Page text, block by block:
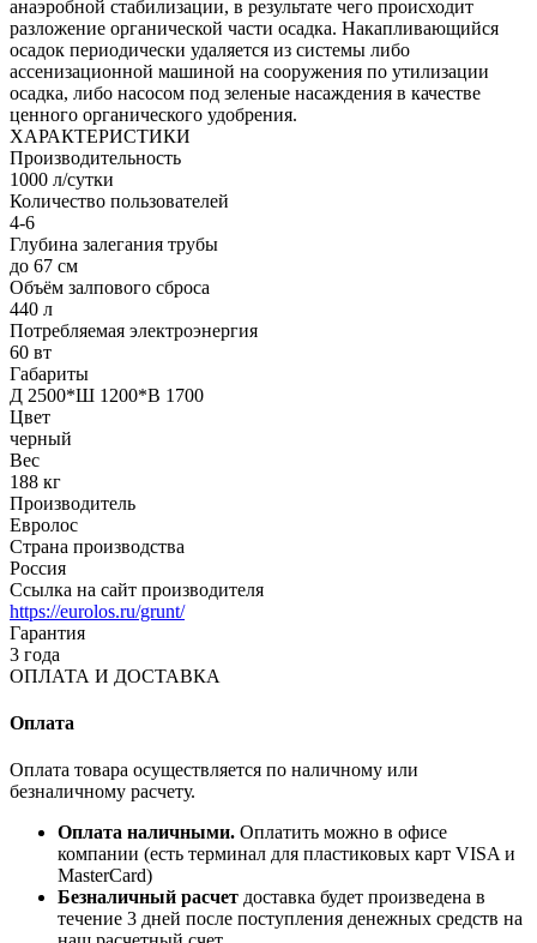
анаэробной стабилизации, в результате чего происходит
разложение органической части осадка. Накапливающийся
осадок периодически удаляется из системы либо
ассенизационной машиной на сооружения по утилизации
осадка, либо насосом под зеленые насаждения в качестве
ценного органического удобрения.
ХАРАКТЕРИСТИКИ
Производительность
1000 л/сутки
Количество пользователей
4-6
Глубина залегания трубы
до 67 см
Объём залпового сброса
440 л
Потребляемая электроэнергия
60 вт
Габариты
Д 2500*Ш 1200*В 1700
Цвет
черный
Вес
188 кг
Производитель
Евролос
Страна производства
Россия
Ссылка на сайт производителя
https://eurolos.ru/grunt/
Гарантия
3 года
ОПЛАТА И ДОСТАВКА
Оплата
Оплата товара осуществляется по наличному или
безналичному расчету.
Оплата наличными. Оплатить можно в офисе
компании (есть терминал для пластиковых карт VISA и
MasterCard)
Безналичный расчет доставка будет произведена в
течение 3 дней после поступления денежных средств на